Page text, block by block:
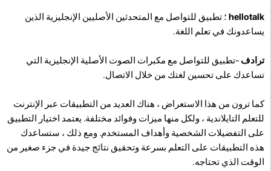
hellotalk ؛ تطبيق للتواصل مع المتحدثين الأصليين الإنجليزية الذين
يساعدونك في تعلم اللغة.
ترادف -تطبيق للتواصل مع مكبرات الصوت الأصلية الإنجليزية التي
تساعدك على تحسين لغتك من خلال الاتصال.
كما ترون من هذا الاستعراض ، هناك العديد من التطبيقات عبر الإنترنت
للتعلم التايلاندية ، ولكل منها ميزات وفوائد مختلفة. يعتمد اختيار التطبيق
على التفضيلات الشخصية وأهداف المستخدم. ومع ذلك ، ستساعدك
هذه التطبيقات على التعلم بسرعة وتحقيق نتائج جيدة في جزء صغير من
الوقت الذي تحتاجه.